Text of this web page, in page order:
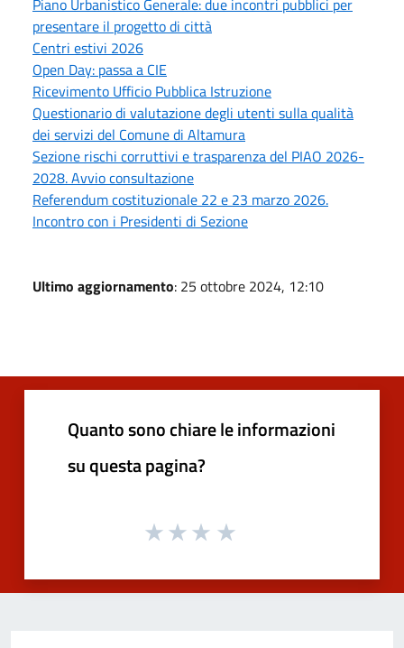
presentare il progetto di città
Centri estivi 2026
Open Day: passa a CIE
Ricevimento Ufficio Pubblica Istruzione
Questionario di valutazione degli utenti sulla qualità
dei servizi del Comune di Altamura
Sezione rischi corruttivi e trasparenza del PIAO 2026-
2028. Avvio consultazione
Referendum costituzionale 22 e 23 marzo 2026.
Incontro con i Presidenti di Sezione
Ultimo aggiornamento: 25 ottobre 2024, 12:10
Quanto sono chiare le informazioni
su questa pagina?